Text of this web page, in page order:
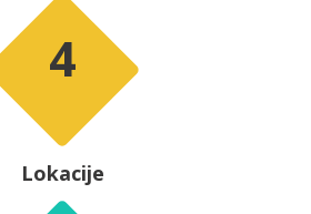
4
Lokacije